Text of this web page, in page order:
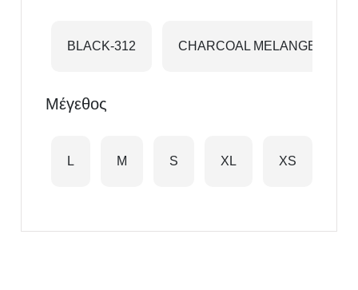
BLACK-312 CHARCOAL MELANGE-348
Μέγεθος
L M S XL XS